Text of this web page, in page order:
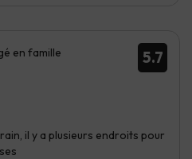
5.7
en famille
il y a plusieurs endroits pour